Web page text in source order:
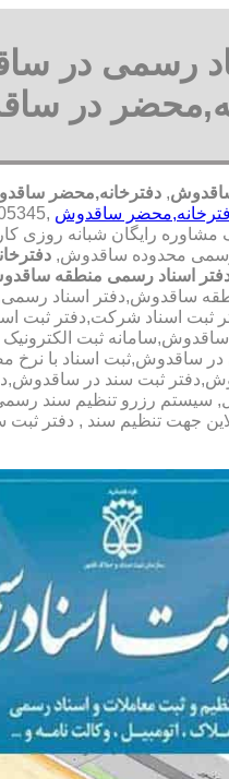
رسمی در
در
, دفترخانه,محضر
ساقدوش
مشاوره رايگان شبانه روزی
محدوده ساقدوش,
اسناد رسمی منطقه
ساقدوش,دفتر اسناد
ثبت اسناد شرکت,دفتر ثبت
ساقدوش,سامانه ثبت
ساقدوش,ثبت اسناد با نرخ
ثبت سند در
سیستم رزرو تنظیم سند
جهت تنظیم سند , دفتر ثبت